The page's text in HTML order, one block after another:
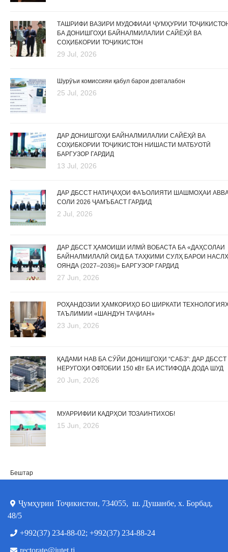
ТАШРИФИ ВАЗИРИ МУДОФИАИ ҶУМҲУРИИ
БА ДОНИШГОҲИ БАЙНАЛМИЛАЛИИ САЙЁҲӢ ВА
СОҲИБКОРИИ ТОҶИКИСТОН
29 Jul, 2026
Шурӯъи комиссияи қабул барои довталабон
25 Jul, 2026
ДАР ДОНИШГОҲИ БАЙНАЛМИЛАЛИИ САЙЁҲӢ ВА
СОҲИБКОРИИ ТОҶИКИСТОН НИШАСТИ МАТБУОТӢ
БАРГУЗОР ГАРДИД
13 Jul, 2026
ДАР ДБССТ НАТИҶАҲОИ ФАЪОЛИЯТИ ШАШМОҲАИ
СОЛИ 2026 ҶАМЪБАСТ ГАРДИД
2 Jul, 2026
ДАР ДБССТ ҲАМОИШИ ИЛМӢ ВОБАСТА БА «ДАҲСОЛАИ
БАЙНАЛМИЛАЛӢ ОИД БА ТАҲКИМИ СУЛҲ БАРОИ
ОЯНДА (2027–2036)» БАРГУЗОР ГАРДИД
27 Jun, 2026
РОҲАНДОЗИИ ҲАМКОРИҲО БО ШИРКАТИ
ТАЪЛИМИИ «ШАНДУН ТАҶИАН»
23 Jun, 2026
ҚАДАМИ НАВ БА СӮЙИ ДОНИШГОҲИ “САБЗ”: ДАР ДБССТ
НЕРУГОҲИ ОФТОБИИ 150 кВт БА ИСТИФОДА ДОДА ШУД
20 Jun, 2026
МУАРРИФИИ КАДРҲОИ ТОЗАИНТИХОБ!
15 Jun, 2026
Бештар
Ҷумҳурии Тоҷикистон, 734055, ш. Душанбе, х. Борбад,
48/5
+992(37) 234-88-02; +992(37) 234-88-24